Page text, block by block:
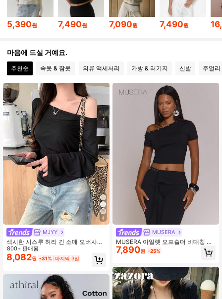
4.3M 팔로워
4.85 4.3M 팔로워
4.85 4.3M 팔로워
4.3M 팔로워
4.85 4.3M 팔로워
4.85 4.3M 팔로워
5,390원 7,490원 7,090원 7,490원
마음에 드실 거예요.
추천순 속옷 & 잠옷 의류 액세서리 가방 & 러기지 신발 주얼
4
MJYY
섹시한 시스루 허리 긴 소매 오버사이
즈 커버업, 슬림 & 시크 캐주얼 블랙 봄
800+ 판매됨
8,082원 -31% 마지막 3일
MUSERA
MUSERA 아일렛 오프숄더 비대칭 허
리 셔링 탑 봄 여름 페스티벌 휴가 이
비자 홀리데이 레이브 섹시 이브닝
7,890원 -25%